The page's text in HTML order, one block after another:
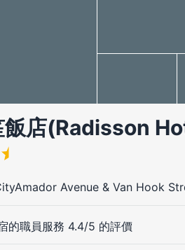
飯店(Radisson
Avenue & Van Hook
的職員服務 4.4/5 的評價